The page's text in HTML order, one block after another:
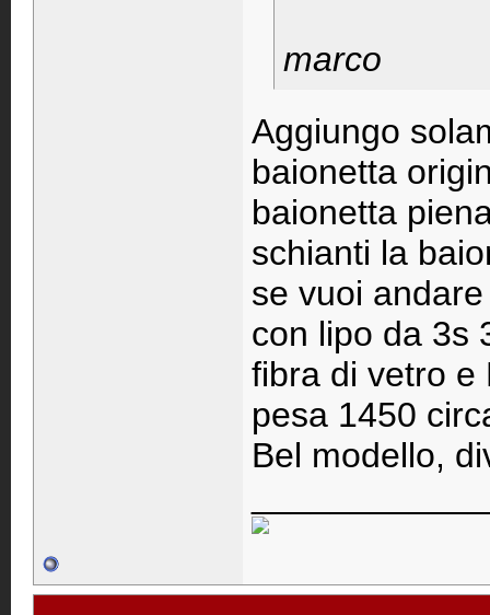
marco
Aggiungo
baionetta
baionetta
schianti la
se vuoi
con lipo da 3s
fibra di vetro e
pesa 1450
Bel modello,